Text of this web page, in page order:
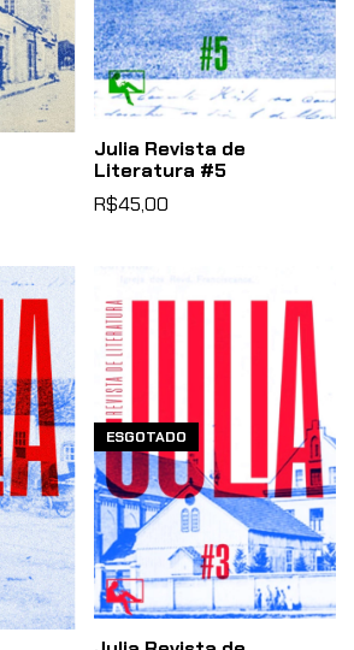
Julia Revista de
Literatura #5
R$45,00
ESGOTADO